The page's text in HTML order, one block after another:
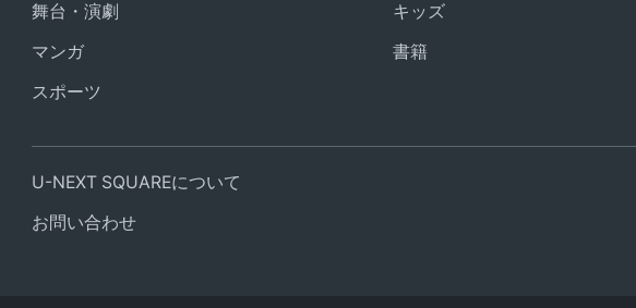
舞台・演劇
キッズ
マンガ
書籍
スポーツ
U-NEXT SQUAREについて
お問い合わせ